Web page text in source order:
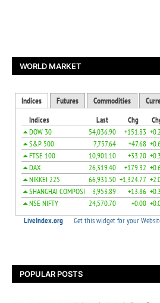
WORLD MARKET
POPULAR POSTS